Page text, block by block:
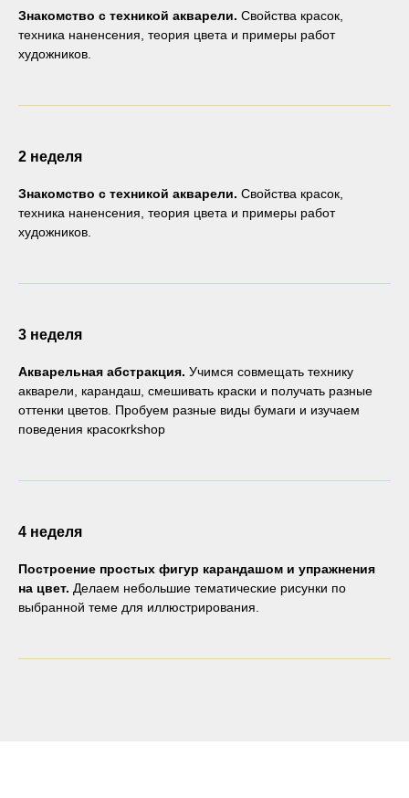
Знакомство с техникой акварели. Свойства красок,
техника наненсения, теория цвета и примеры работ
художников.
2 неделя
Знакомство с техникой акварели. Свойства красок,
техника наненсения, теория цвета и примеры работ
художников.
3 неделя
Акварельная абстракция. Учимся совмещать технику
акварели, карандаш, смешивать краски и получать разные
оттенки цветов. Пробуем разные виды бумаги и изучаем
поведения красокrkshop
4 неделя
Построение простых фигур карандашом и упражнения
на цвет. Делаем небольшие тематические рисунки по
выбранной теме для иллюстрирования.